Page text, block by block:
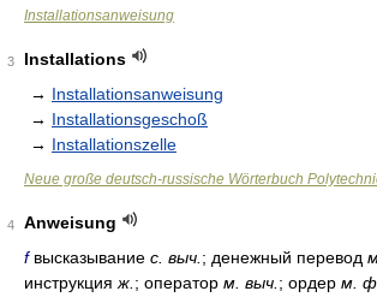
Installationsanweisung
3
Installations
→ Installationsanweisung
→ Installationsgeschoß
→ Installationszelle
Neue große deutsch-russische Wörterbuch
4
Anweisung
fвысказывание с. выч. ; денежный перевод
инструкция ж. ; оператор м. выч. ; ордер м.